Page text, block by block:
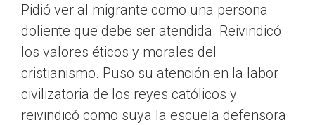
Pidió ver al migrante como una persona
doliente que debe ser atendida. Reivindicó
los valores éticos y morales del
cristianismo. Puso su atención en la labor
civilizatoria de los reyes católicos y
reivindicó como suya la escuela defensora